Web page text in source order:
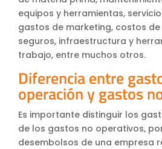
equipos y herramientas,
gastos de marketing, costos
seguros, infraestructura y
trabajo, entre muchos otros.
Diferencia entre
operación y gastos
Es importante distinguir los
de los gastos no operativos,
desembolsos de una empresa